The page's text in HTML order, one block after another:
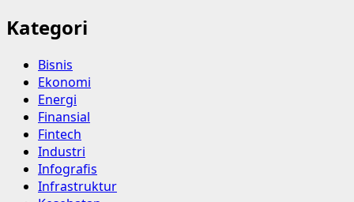
Kategori
Bisnis
Ekonomi
Energi
Finansial
Fintech
Industri
Infografis
Infrastruktur